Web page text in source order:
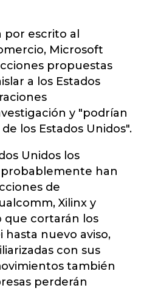
escrito al
Microsoft
propuestas
a los Estados
y "podrían
los Estados Unidos".
Unidos los
han
de
Xilinx y
que cortarán los
hasta nuevo aviso,
con sus
también
perderán